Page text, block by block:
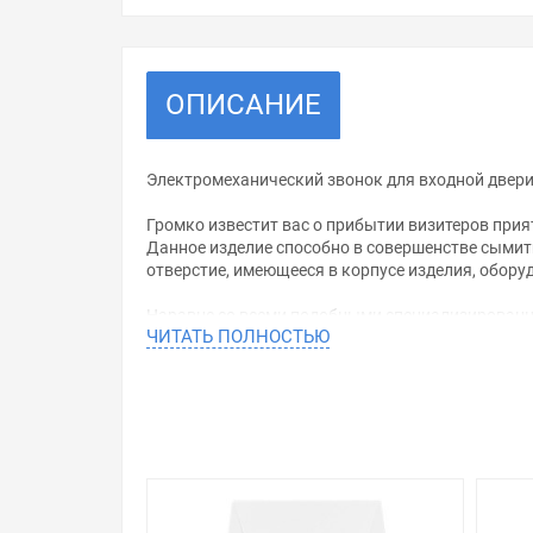
ОПИСАНИЕ
Электромеханический звонок для входной двери
Громко известит вас о прибытии визитеров
Данное изделие способно в совершенстве
отверстие, имеющееся в корпусе изделия,
Наравне со всеми подобными
декоративный корпус, внешнее оформление
Электропитание данного дверного звонка
ЧИТАТЬ ПОЛНОСТЬЮ